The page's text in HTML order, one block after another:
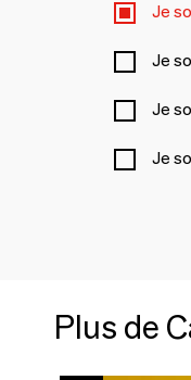
Je
Je
Je
Je
Plus de